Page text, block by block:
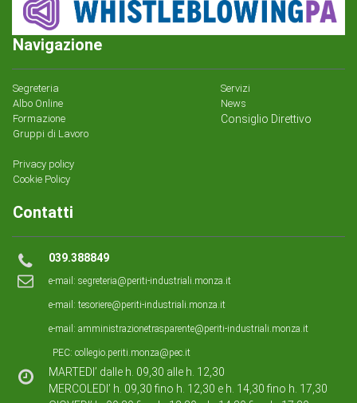
Navigazione
Segreteria
Albo Online
Formazione
Gruppi di Lavoro
Privacy policy
Cookie Policy
Servizi
News
Consiglio Direttivo
Contatti
039.388849
e-mail: segreteria@periti-industriali.monza.it
e-mail: tesoriere@periti-industriali.monza.it
e-mail: amministrazionetrasparente@periti-industriali.monza.it
PEC: collegio.periti.monza@pec.it
MARTEDI’ dalle h. 09,30 alle h. 12,30
MERCOLEDI’ h. 09,30 fino h. 12,30 e h. 14,30 fino h. 17,30